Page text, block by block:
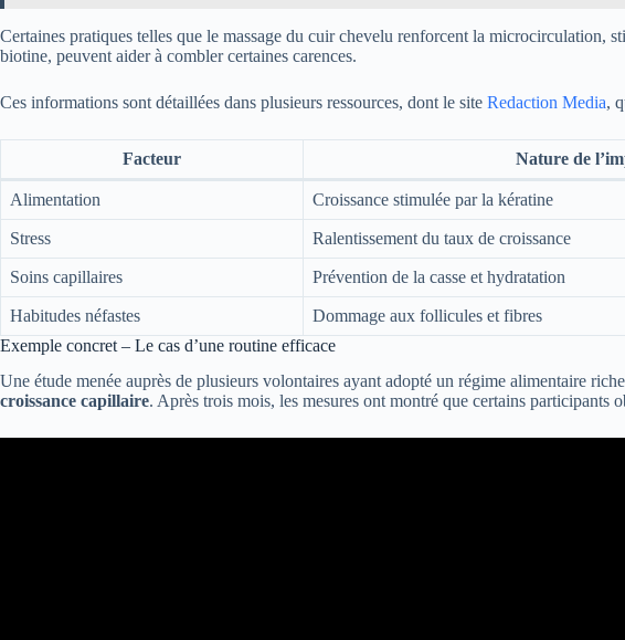
Certaines pratiques telles que le massage du cuir chevelu renforcent la microcirculation,
biotine, peuvent aider à combler certaines carences.
Ces informations sont détaillées dans plusieurs ressources, dont le site Redaction Media,
Facteur Nature de
Alimentation Croissance stimulée par la kératine
Stress Ralentissement du taux de croissance
Soins capillaires Prévention de la casse et hydratation
Habitudes néfastes Dommage aux follicules et fibres
Exemple concret – Le cas d’une routine efficace
Une étude menée auprès de plusieurs volontaires ayant adopté un régime alimentaire
croissance capillaire. Après trois mois, les mesures ont montré que certains participants